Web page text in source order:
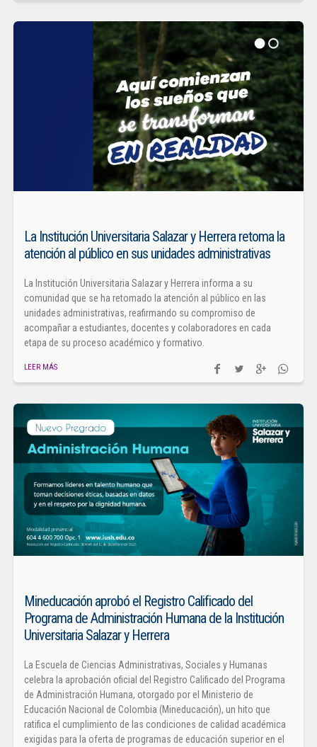
La Institución Universitaria Salazar y Herrera retoma la
atención al público en sus unidades administrativas
La Institución Universitaria Salazar y Herrera informa a su
comunidad que se ha retomado la atención al público en las
unidades administrativas, reafirmando su compromiso de
acompañar a estudiantes, docentes y colaboradores en cada
etapa de su proceso académico y formativo.
LEER MÁS
Mineducación aprobó el Registro Calificado del
Programa de Administración Humana de la Institución
Universitaria Salazar y Herrera
La Escuela de Ciencias Administrativas, Sociales y Humanas
celebra la aprobación oficial del Registro Calificado del Programa
de Administración Humana, otorgado por el Ministerio de
Educación Nacional de Colombia (Mineducación), un hito que
ratifica el cumplimiento de las condiciones de calidad académica
exigidas para la oferta de programas de educación superior en el